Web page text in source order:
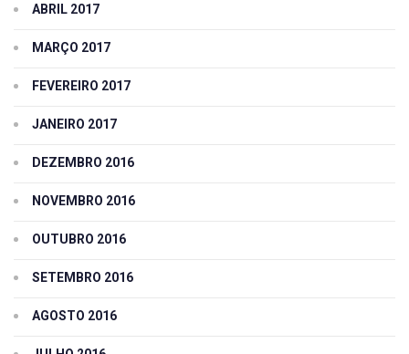
ABRIL 2017
MARÇO 2017
FEVEREIRO 2017
JANEIRO 2017
DEZEMBRO 2016
NOVEMBRO 2016
OUTUBRO 2016
SETEMBRO 2016
AGOSTO 2016